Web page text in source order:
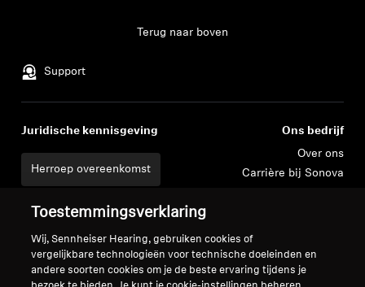
Support
Terug naar boven
Juridische kennisgeving
Herroep overeenkomst
Algemene verkoopvoorwaarden
voor online verkoop aan
consumenten
Beleid voor gecoördineerde
Ons bedrijf
Over ons
Carrière bij Sonova
Sennheiser Consumer
merkambassadeurs
Toestemmingsverklaring
Wij, Sennheiser Hearing, gebruiken cookies of
vergelijkbare technologieën voor technische doeleinden en
andere soorten cookies om je de beste ervaring tijdens je